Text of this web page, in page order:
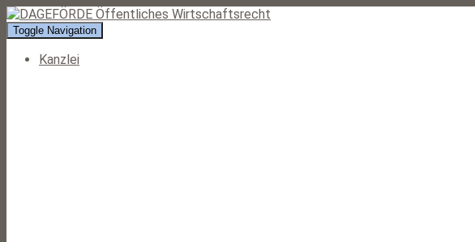
Toggle Navigation
Kanzlei